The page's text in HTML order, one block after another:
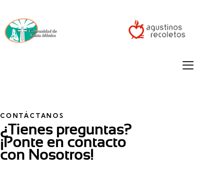
CONTÁCTANOS
¿Tienes preguntas?
¡Ponte en contacto
con Nosotros!